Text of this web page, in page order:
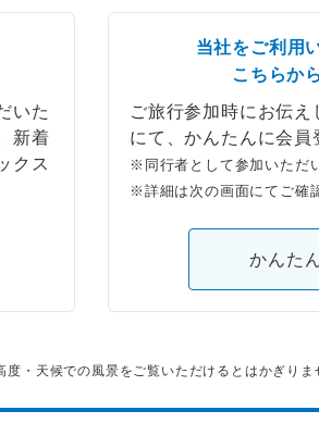
いた
新着
クス
当社をご利用
こちらか
ご旅行参加時にお伝
にて、かんたんに会員
※同行者として参加いただ
※詳細は次の画面にてご確
かんた
・天候での風景をご覧いただけるとはかぎりま